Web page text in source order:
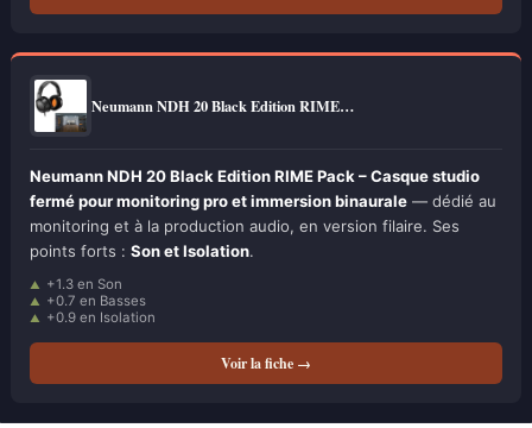
Neumann NDH 20 Black Edition RIME…
Neumann NDH 20 Black Edition RIME Pack – Casque studio
fermé pour monitoring pro et immersion binaurale — dédié au
monitoring et à la production audio, en version filaire. Ses
points forts : Son et Isolation.
+1.3 en Son
+0.7 en Basses
+0.9 en Isolation
Voir la fiche →